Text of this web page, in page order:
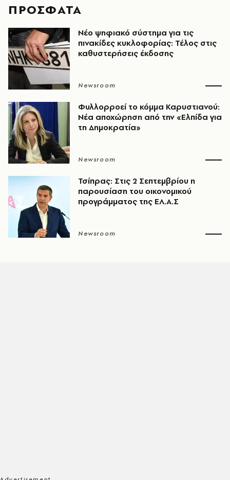
ΠΡΟΣΦΑΤΑ
Νέο ψηφιακό σύστημα για τις
πινακίδες κυκλοφορίας: Τέλος στις
καθυστερήσεις έκδοσης
Newsroom
Φυλλορροεί το κόμμα Καρυστιανού:
Νέα αποχώρηση από την «Ελπίδα για
τη Δημοκρατία»
Newsroom
Τσίπρας: Στις 2 Σεπτεμβρίου η
παρουσίαση του οικονομικού
προγράμματος της ΕΛ.Α.Σ
Newsroom